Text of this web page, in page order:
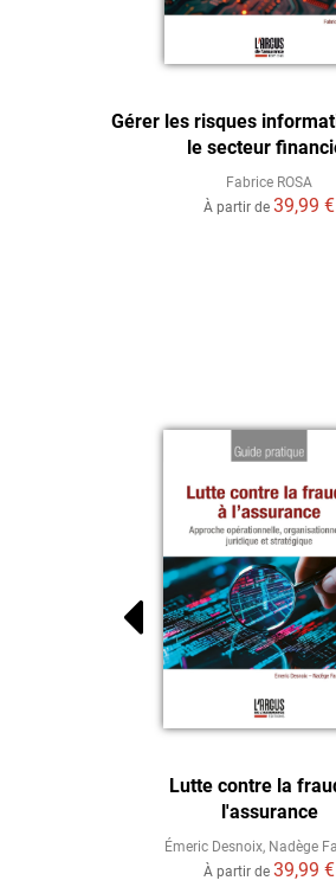
Gérer les risques
le secteur
Fabrice ROSA
À partir de39,99 €
Lutte contre la
l'assurance
Émeric Desnoix, Nadège
À partir de39,99 €